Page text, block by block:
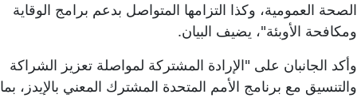
الصحة العمومية، وكذا التزامها المتواصل بدعم برامج الوقاية
ومكافحة الأوبئة"، يضيف البيان.
وأكد الجانبان على "الإرادة المشتركة لمواصلة تعزيز الشراكة
والتنسيق مع برنامج الأمم المتحدة المشترك المعني بالإيدز، بما